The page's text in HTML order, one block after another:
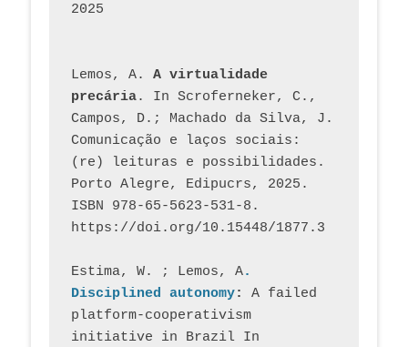
2025
Lemos, A. A virtualidade
precária. In Scroferneker, C.,
Campos, D.; Machado da Silva, J.
Comunicação e laços sociais:
(re) leituras e possibilidades.
Porto Alegre, Edipucrs, 2025.
ISBN 978-65-5623-531-8.
https://doi.org/10.15448/1877.3
Estima, W. ; Lemos, A.
Disciplined autonomy: A failed
platform-cooperativism
initiative in Brazil In